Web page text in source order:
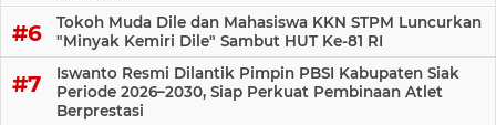
Tokoh Muda Dile dan Mahasiswa KKN STPM Luncurkan
"Minyak Kemiri Dile" Sambut HUT Ke-81 RI
Iswanto Resmi Dilantik Pimpin PBSI Kabupaten Siak
Periode 2026–2030, Siap Perkuat Pembinaan Atlet
Berprestasi